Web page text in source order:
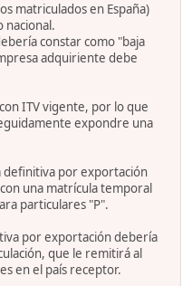
matriculados en España)
nacional.
constar como "baja
adquiriente debe
ITV vigente, por lo que
expondre una
definitiva por exportación
una matrícula temporal
particulares "P".
por exportación debería
que le remitirá al
en el país receptor.